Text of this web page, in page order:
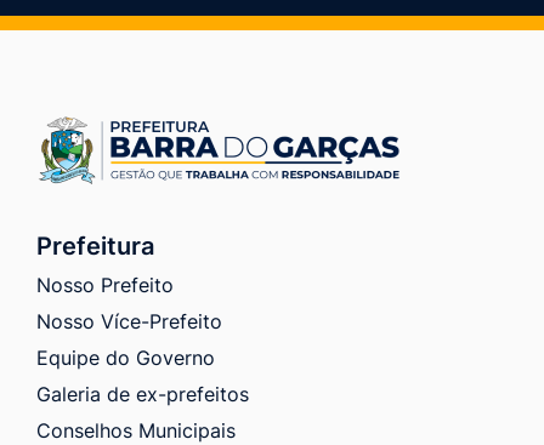
Prefeitura
Nosso Prefeito
Nosso Více-Prefeito
Equipe do Governo
Galeria de ex-prefeitos
Conselhos Municipais